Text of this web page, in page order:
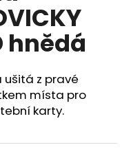
hnědá
ušitá z pravé
místa pro
karty.